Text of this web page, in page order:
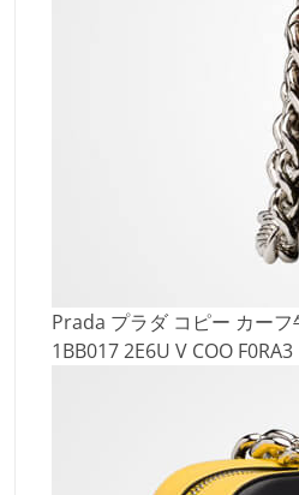
Prada プラダ コピー カー
1BB017 2E6U V COO F0RA3